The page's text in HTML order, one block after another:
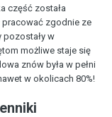
część została
pracować zgodnie ze
pozostały w
możliwe staje się
znów była w pełni
w okolicach 80%!